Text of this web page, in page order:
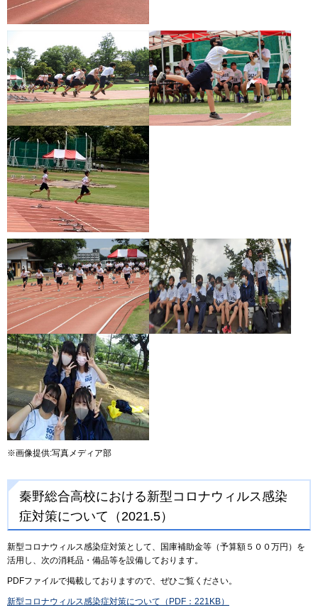
※画像提供:写真メディア部
秦野総合高校における新型コロナウィルス感染
症対策について（2021.5）
新型コロナウィルス感染症対策として、国庫補助金等（予算額５００万円）を
活用し、次の消耗品・備品等を設備しております。
PDFファイルで掲載しておりますので、ぜひご覧ください。
新型コロナウィルス感染症対策について（PDF：221KB）